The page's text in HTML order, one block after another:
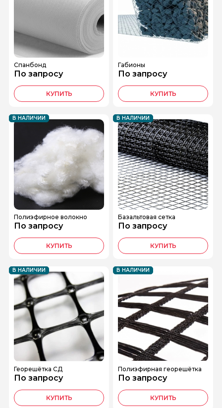
Спанбонд
По запросу
КУПИТЬ
Габионы
По запросу
КУПИТЬ
В НАЛИЧИИ
Полиэфирное волокно
По запросу
КУПИТЬ
В НАЛИЧИИ
Базальтовая сетка
По запросу
КУПИТЬ
В НАЛИЧИИ
Георешётка СД
По запросу
КУПИТЬ
В НАЛИЧИИ
Полиэфирная георешётка
По запросу
КУПИТЬ